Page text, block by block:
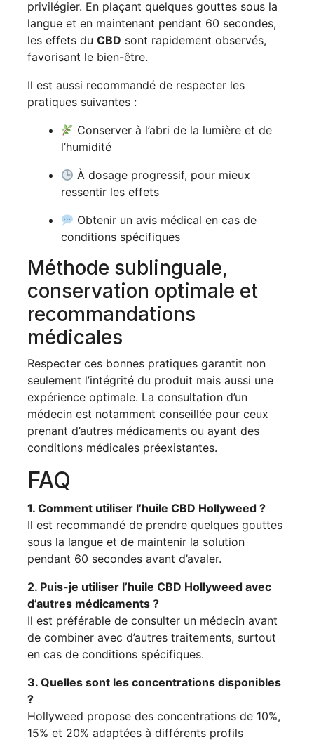
privilégier. En plaçant quelques gouttes sous la
langue et en maintenant pendant 60 secondes,
les effets du CBD sont rapidement observés,
favorisant le bien-être.
Il est aussi recommandé de respecter les
pratiques suivantes :
Conserver à l’abri de la lumière et de
l’humidité
À dosage progressif, pour mieux
ressentir les effets
Obtenir un avis médical en cas de
conditions spécifiques
Méthode sublinguale,
conservation optimale et
recommandations
médicales
Respecter ces bonnes pratiques garantit non
seulement l’intégrité du produit mais aussi une
expérience optimale. La consultation d’un
médecin est notamment conseillée pour ceux
prenant d’autres médicaments ou ayant des
conditions médicales préexistantes.
FAQ
1. Comment utiliser l’huile CBD Hollyweed ?
Il est recommandé de prendre quelques gouttes
sous la langue et de maintenir la solution
pendant 60 secondes avant d’avaler.
2. Puis-je utiliser l’huile CBD Hollyweed avec
d’autres médicaments ?
Il est préférable de consulter un médecin avant
de combiner avec d’autres traitements, surtout
en cas de conditions spécifiques.
3. Quelles sont les concentrations disponibles
?
Hollyweed propose des concentrations de 10%,
15% et 20% adaptées à différents profils